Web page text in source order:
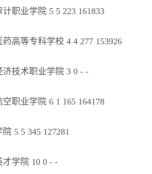
计职业学院 5 5 223 161833
药高等专科学校 4 4 277 153926
济技术职业学院 3 0 - -
空职业学院 6 1 165 164178
5 5 345 127281
才学院 10 0 - -